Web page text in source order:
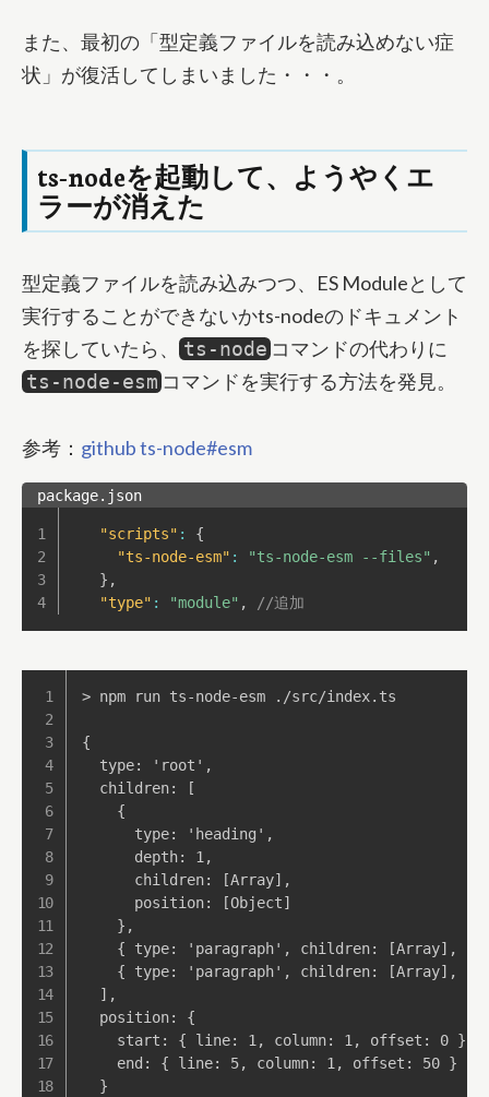
また、最初の「型定義ファイルを読み込めない症
状」が復活してしまいました・・・。
ts-nodeを起動して、ようやくエ
ラーが消えた
型定義ファイルを読み込みつつ、ES Moduleとして
実行することができないかts-nodeのドキュメント
を探していたら、
ts-node コマンドの代わりに
ts-node-esm コマンドを実行する方法を発見。
参考： github ts-node#esm
package.json
"scripts" :
{
"ts-node-esm" : "ts-node-esm --files" ,
} ,
"type" : "module" , //追加
> npm run ts-node-esm ./src/index.ts
{
  type: 'root',
  children: [
    {
      type: 'heading',
      depth: 1,
      children: [Array],
      position: [Object]
    },
{ type: 'paragraph', children: [Array],
{ type: 'paragraph', children: [Array],
  ],
  position: {
    start: { line: 1, column: 1, offset: 0 },
    end: { line: 5, column: 1, offset: 50 }
  }